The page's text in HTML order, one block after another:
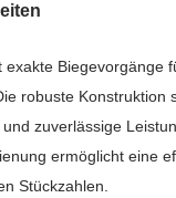
exakte Biegevorgänge
robuste Konstruktion
zuverlässige
ermöglicht eine
Stückzahlen.